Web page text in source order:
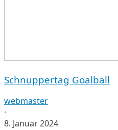
Schnuppertag Goalball
webmaster
·
8. Januar 2024